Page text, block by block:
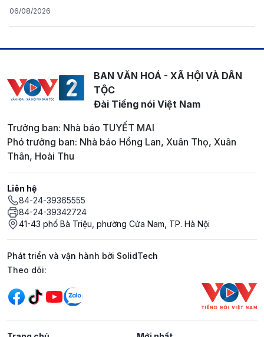
06/08/2026
BAN VĂN HOÁ - XÃ HỘI VÀ DÂN
TỘC
Đài Tiếng nói Việt Nam
Trưởng ban: Nhà báo TUYẾT MAI
Phó trưởng ban: Nhà báo Hồng Lan, Xuân Thọ, Xuân
Thân, Hoài Thu
Liên hệ
84-24-39365555
84-24-39342724
41-43 phố Bà Triệu, phường Cửa Nam, TP. Hà Nội
Phát triển và vận hành bởi SolidTech
Mạng xã hội
Theo dõi: